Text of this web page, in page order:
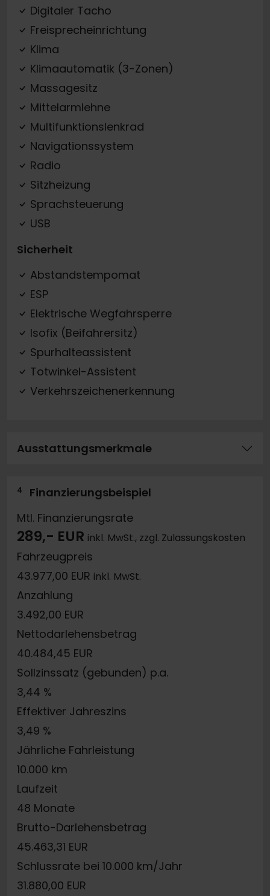
Digitaler Tacho
Freisprecheinrichtung
Klima
Klimaautomatik (3-Zonen)
Massagesitz
Mittelarmlehne
Multifunktionslenkrad
Navigationssystem
Radio
Sitzheizung
Sprachsteuerung
USB
Sicherheit
Abstandstempomat
ESP
Elektrische Wegfahrsperre
Isofix (Beifahrersitz)
Spurhalteassistent
Totwinkel-Assistent
Verkehrszeichenerkennung
Ausstattungsmerkmale
4
Finanzierungsbeispiel
Mtl. Finanzierungsrate
289,- EUR inkl. MwSt., zzgl. Zulassungskosten
Fahrzeugpreis
43.977,00 EUR inkl. MwSt.
Anzahlung
3.492,00 EUR
Nettodarlehensbetrag
40.484,45 EUR
Sollzinssatz (gebunden) p.a.
3,44 %
Effektiver Jahreszins
3,49 %
Jährliche Fahrleistung
10.000 km
Laufzeit
48 Monate
Brutto-Darlehensbetrag
45.463,31 EUR
Schlussrate bei 10.000 km/Jahr
31.880,00 EUR